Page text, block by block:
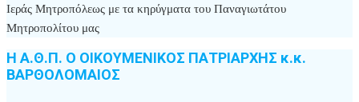
Ιεράς Μητροπόλεως με τα κηρύγματα του Παναγιωτάτου
Μητροπολίτου μας
Η Α.Θ.Π. Ο ΟΙΚΟΥΜΕΝΙΚΟΣ ΠΑΤΡΙΑΡΧΗΣ κ.κ.
ΒΑΡΘΟΛΟΜΑΙΟΣ